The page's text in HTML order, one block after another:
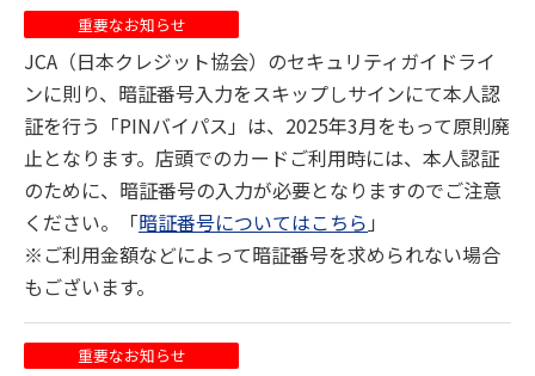
重要なお知らせ
JCA（日本クレジット協会）のセキュリティガイドライ
ンに則り、暗証番号入力をスキップしサインにて本人認
証を行う「PINバイパス」は、2025年3月をもって原則廃
止となります。店頭でのカードご利用時には、本人認証
のために、暗証番号の入力が必要となりますのでご注意
ください。「暗証番号についてはこちら 」
※ご利用金額などによって暗証番号を求められない場合
もございます。
重要なお知らせ